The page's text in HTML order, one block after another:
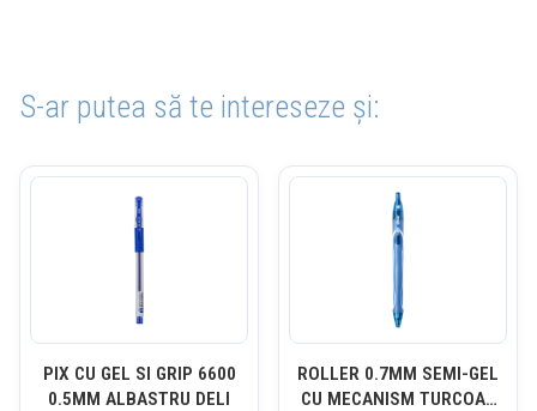
S-ar putea să te intereseze și:
PIX CU GEL SI GRIP 6600
0.5MM ALBASTRU DELI
ROLLER 0.7MM SEMI-GEL
CU MECANISM TURCOAZ